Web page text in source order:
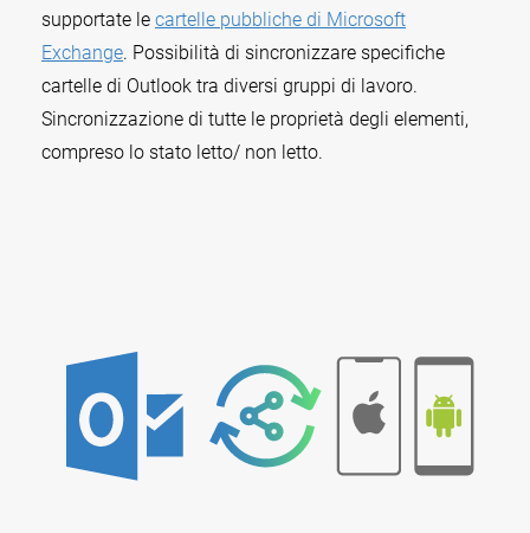
supportate le cartelle pubbliche di Microsoft
Exchange. Possibilità di sincronizzare specifiche
cartelle di Outlook tra diversi gruppi di lavoro.
Sincronizzazione di tutte le proprietà degli elementi,
compreso lo stato letto/ non letto.